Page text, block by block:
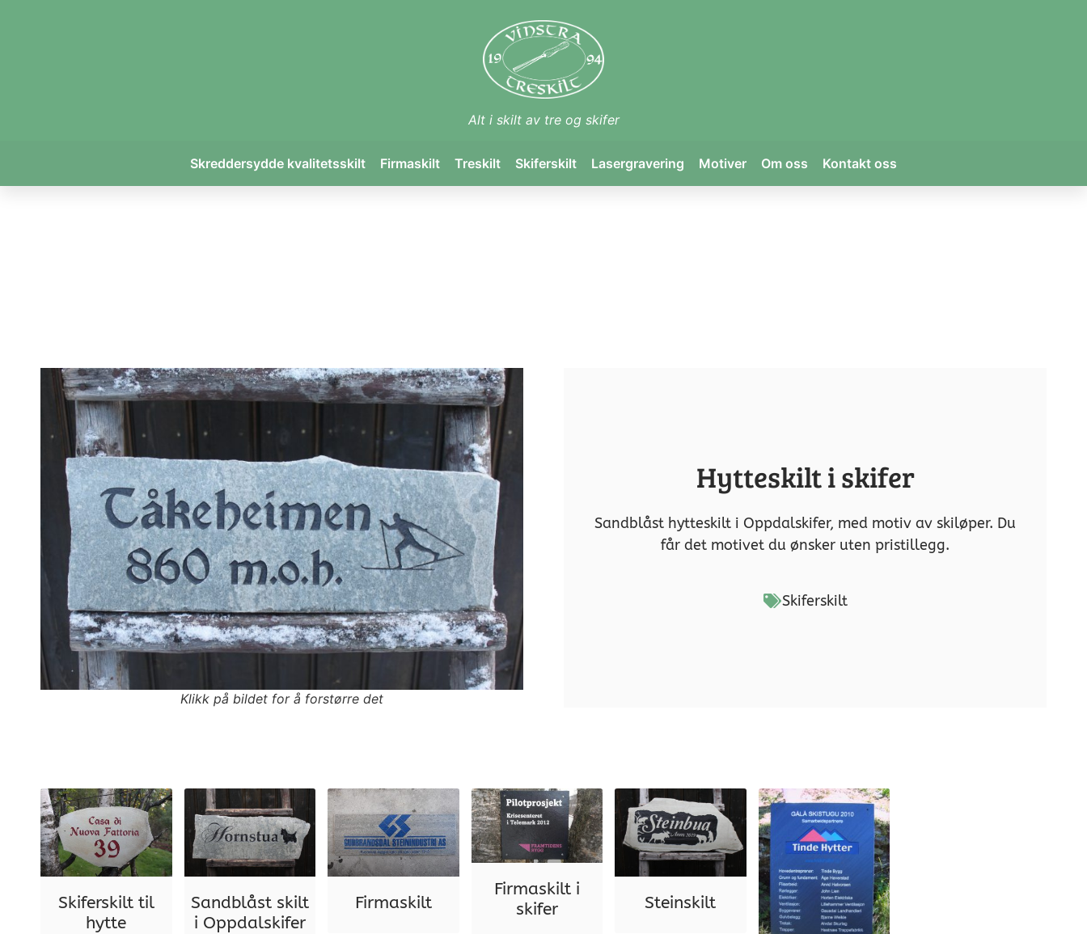
Alt i skilt av tre og skifer
Skreddersydde kvalitetsskilt Firmaskilt Treskilt Skiferskilt Lasergravering Motiver Om oss Kontakt oss
Klikk på bildet for å forstørre det
Hytteskilt i skifer
Sandblåst hytteskilt i Oppdalskifer, med motiv av skiløper. Du
får det motivet du ønsker uten pristillegg.
Skiferskilt
Skiferskilt til
hytte
Sandblåst skilt
i Oppdalskifer
Firmaskilt
Firmaskilt i
skifer
Steinskilt